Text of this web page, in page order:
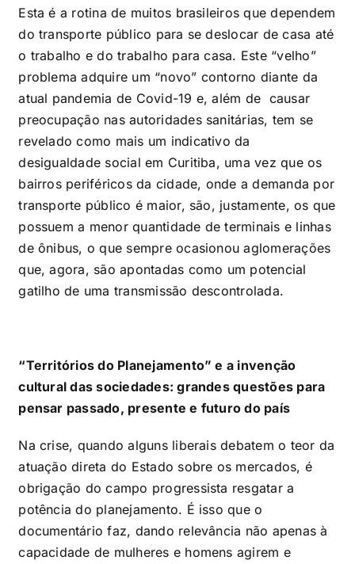
Esta é a rotina de muitos brasileiros que dependem
do transporte público para se deslocar de casa até
o trabalho e do trabalho para casa. Este “velho”
problema adquire um “novo” contorno diante da
atual pandemia de Covid-19 e, além de causar
preocupação nas autoridades sanitárias, tem se
revelado como mais um indicativo da
desigualdade social em Curitiba, uma vez que os
bairros periféricos da cidade, onde a demanda por
transporte público é maior, são, justamente, os que
possuem a menor quantidade de terminais e linhas
de ônibus, o que sempre ocasionou aglomerações
que, agora, são apontadas como um potencial
gatilho de uma transmissão descontrolada.
“Territórios do Planejamento” e a invenção
cultural das sociedades: grandes questões para
pensar passado, presente e futuro do país
Na crise, quando alguns liberais debatem o teor da
atuação direta do Estado sobre os mercados, é
obrigação do campo progressista resgatar a
potência do planejamento. É isso que o
documentário faz, dando relevância não apenas à
capacidade de mulheres e homens agirem e